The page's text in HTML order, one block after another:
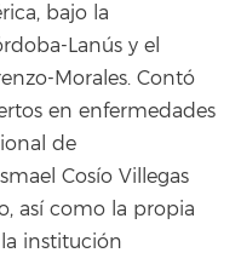
bajo la
Lanús y el
Morales. Contó
en enfermedades
de
Cosío Villegas
así como la propia
institución